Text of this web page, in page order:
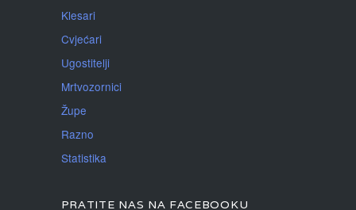
Klesari
Cvjećari
Ugostitelji
Mrtvozornici
Župe
Razno
Statistika
PRATITE NAS NA FACEBOOKU